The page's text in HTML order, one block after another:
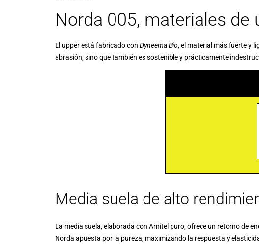
Norda 005, materiales de
El upper está fabricado con Dyneema Bio, el material más fuerte y
abrasión, sino que también es sostenible y prácticamente
Media suela de alto
La media suela, elaborada con Arnitel puro, ofrece un retorno de
Norda apuesta por la pureza, maximizando la respuesta y